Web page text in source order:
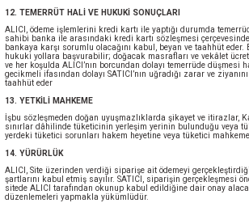
12. TEMERRÜT HALİ VE HUKUKİ SONUÇLARI
ALICI, ödeme işlemlerini kredi kartı ile yaptığı durumda
sahibi banka ile arasındaki kredi kartı sözleşmesi
bankaya karşı sorumlu olacağını kabul, beyan ve taahhüt
hukuki yollara başvurabilir; doğacak masrafları ve vekâlet
ve her koşulda ALICI’nın borcundan dolayı temerrüde düşmesi
gecikmeli ifasından dolayı SATICI’nın uğradığı zarar ve
taahhüt eder
13. YETKİLİ MAHKEME
İşbu sözleşmeden doğan uyuşmazlıklarda şikayet ve itirazlar,
sınırlar dâhilinde tüketicinin yerleşim yerinin bulunduğu veya
yerdeki tüketici sorunları hakem heyetine veya tüketici
14. YÜRÜRLÜK
ALICI, Site üzerinden verdiği siparişe ait ödemeyi
şartlarını kabul etmiş sayılır. SATICI, siparişin gerçekleşmesi
sitede ALICI tarafından okunup kabul edildiğine dair onay
düzenlemeleri yapmakla yükümlüdür.